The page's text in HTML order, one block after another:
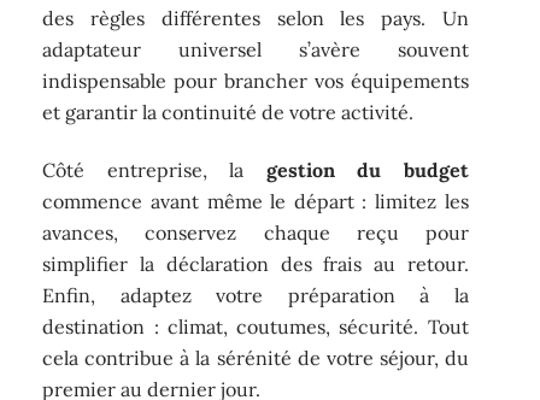
des règles différentes selon les pays. Un
adaptateur universel s’avère souvent
indispensable pour brancher vos équipements
et garantir la continuité de votre activité.
Côté entreprise, la gestion du budget
commence avant même le départ : limitez les
avances, conservez chaque reçu pour
simplifier la déclaration des frais au retour.
Enfin, adaptez votre préparation à la
destination : climat, coutumes, sécurité. Tout
cela contribue à la sérénité de votre séjour, du
premier au dernier jour.